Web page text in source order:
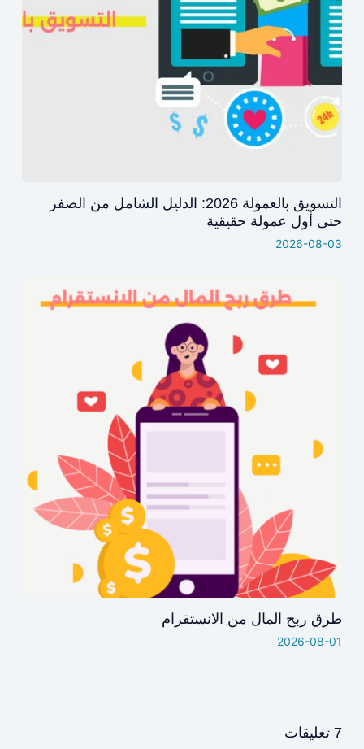
التسويق بالعمولة 2026: الدليل الشامل من الصفر
حتى أول عمولة حقيقية
2026-08-03
طرق ربح المال من الانستقرام
2026-08-01
7 تعليقات